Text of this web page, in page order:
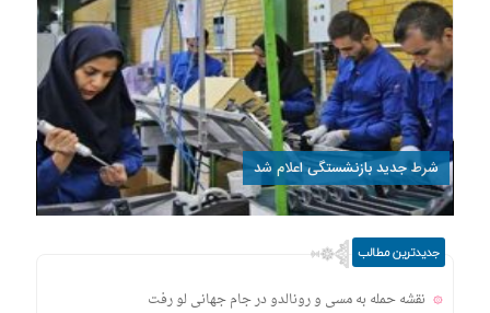
شرط جدید بازنشستگی اعلام شد
جدیدترین مطالب
نقشه حمله به مسی و رونالدو در جام جهانی لو رفت